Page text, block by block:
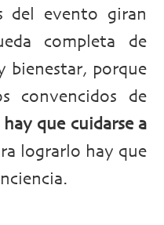
del evento giran
completa de
bienestar, porque
convencidos de
que cuidarse a
lograrlo hay que